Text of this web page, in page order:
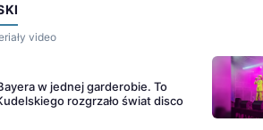
video
w jednej garderobie. To
rozgrzało świat disco